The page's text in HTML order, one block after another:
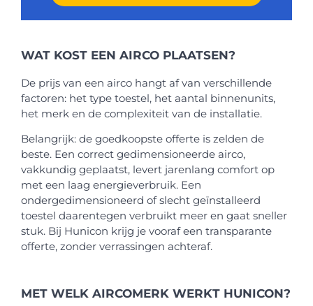
WAT KOST EEN AIRCO PLAATSEN?
De prijs van een airco hangt af van verschillende
factoren: het type toestel, het aantal binnenunits,
het merk en de complexiteit van de installatie.
Belangrijk: de goedkoopste offerte is zelden de
beste. Een correct gedimensioneerde airco,
vakkundig geplaatst, levert jarenlang comfort op
met een laag energieverbruik. Een
ondergedimensioneerd of slecht geïnstalleerd
toestel daarentegen verbruikt meer en gaat sneller
stuk. Bij Hunicon krijg je vooraf een transparante
offerte, zonder verrassingen achteraf.
MET WELK AIRCOMERK WERKT HUNICON?